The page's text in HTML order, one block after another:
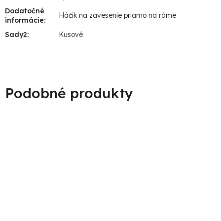
Dodatočné
informácie:
Háčik na zavesenie priamo na ráme
Sady2: Kusové